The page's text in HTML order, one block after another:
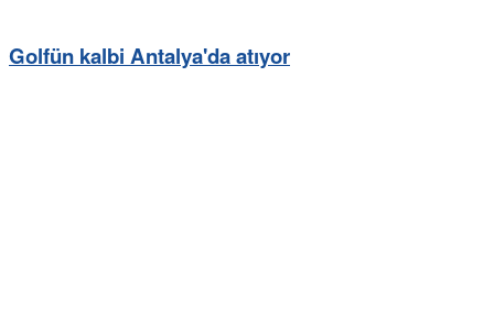
Golfün kalbi Antalya'da atıyor